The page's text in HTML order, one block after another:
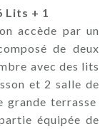
Lits + 1
accède par un
de deux
avec des lits
et 2 salle de
grande terrasse
équipée de